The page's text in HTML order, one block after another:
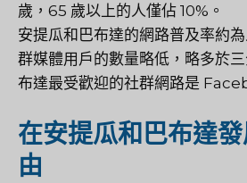
歲，65 歲以上的人僅佔 10%。
安提瓜和巴布達的網路普及率約
群媒體用戶的數量略低，略多於
布達最受歡迎的社群網路是
在安提瓜和巴布達
由